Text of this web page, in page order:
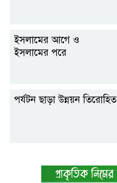
ইসলামের আগে ও
ইসলামের পরে
পর্যটন ছাড়া উন্নয়ন তিরোহিত